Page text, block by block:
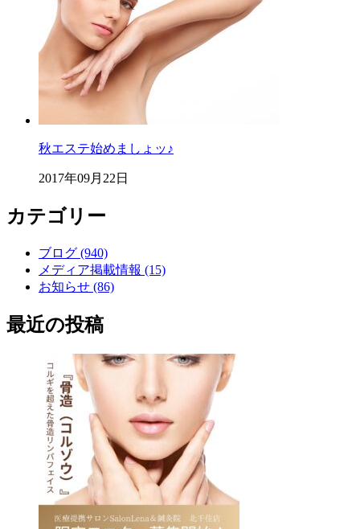
秋エステ始めましょッ♪
2017年09月22日
カテゴリー
ブログ (940)
メディア掲載情報 (15)
お知らせ (86)
最近の投稿